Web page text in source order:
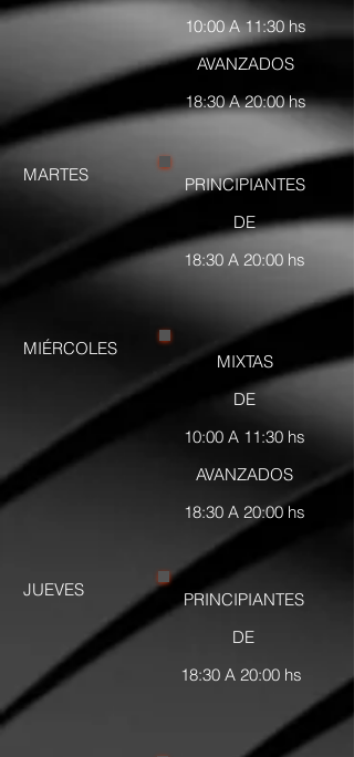
10:00 A 11:30 hs
AVANZADOS
18:30 A 20:00 hs
MARTES
PRINCIPIANTES
DE
18:30 A 20:00 hs
MIÉRCOLES
MIXTAS
DE
10:00 A 11:30 hs
AVANZADOS
18:30 A 20:00 hs
JUEVES
PRINCIPIANTES
DE
18:30 A 20:00 hs